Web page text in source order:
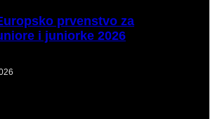
prvenstvo za
i juniorke 2026